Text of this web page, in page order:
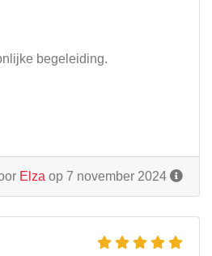
begeleiding.
Elza op 7 november 2024